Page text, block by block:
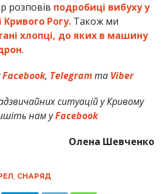
розповів подробиці вибуху у
Кривого Рогу.Також ми
хлопці, до яких в машину
.
Facebook, Telegramта Viber
ситуацій у Кривому
нам уFacebook
Олена Шевченко
, СНАРЯД